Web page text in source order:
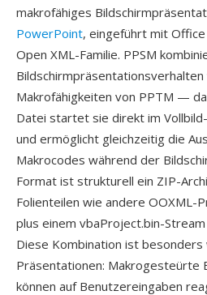
makrofähiges
PowerPoint, eingeführt mit
Open XML-Familie. PPSM
Bildschirmpräsentationsverhalten
Makrofähigkeiten von PPTM —
Datei startet sie direkt im
und ermöglicht gleichzeitig die
Makrocodes während der
Format ist strukturell ein ZIP-
Folienteilen wie andere OOXML-
plus einem vbaProject.bin-
Diese Kombination ist
Präsentationen: Makrogesteürte
können auf Benutzereingaben